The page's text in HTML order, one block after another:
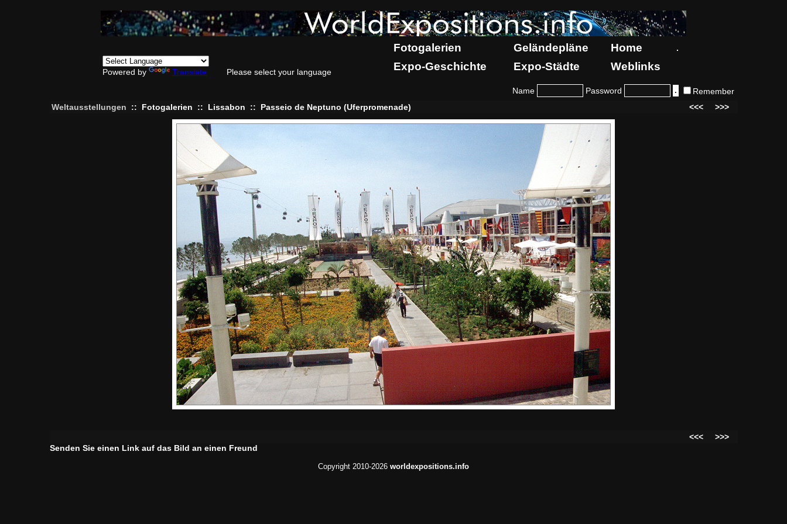
Powered by Translate Please select your language
Fotogalerien Geländepläne Home .
Expo-Geschichte Expo-Städte Weblinks
Name Password
Remember
Weltausstellungen
:: Fotogalerien :: Lissabon :: Passeio de Neptuno (Uferpromenade) <<< >>>
<<<
>>>
Senden Sie einen Link auf das Bild an einen Freund
Copyright 2010-2026 worldexpositions.info